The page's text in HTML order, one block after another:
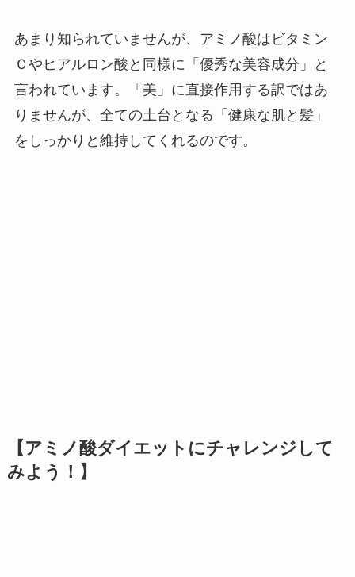
あまり知られていませんが、アミノ酸はビタミン
Ｃやヒアルロン酸と同様に「優秀な美容成分」と
言われています。「美」に直接作用する訳ではあ
りませんが、全ての土台となる「健康な肌と髪」
をしっかりと維持してくれるのです。
【アミノ酸ダイエットにチャレンジして
みよう！】